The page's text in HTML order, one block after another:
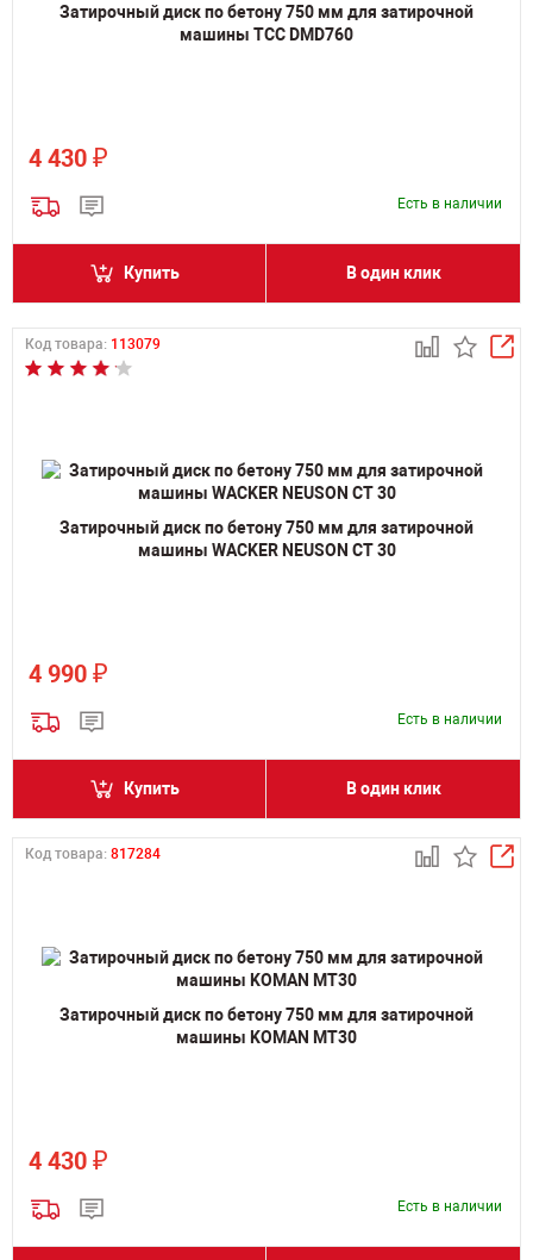
Затирочный диск по бетону 750 мм для затирочной
машины ТСС DMD760
4 430 ₽
Есть в наличии
Купить В один клик
Код товара: 113079
Затирочный диск по бетону 750 мм для затирочной
машины WACKER NEUSON CT 30
4 990 ₽
Есть в наличии
Купить В один клик
Код товара: 817284
Затирочный диск по бетону 750 мм для затирочной
машины KOMAN MT30
4 430 ₽
Есть в наличии